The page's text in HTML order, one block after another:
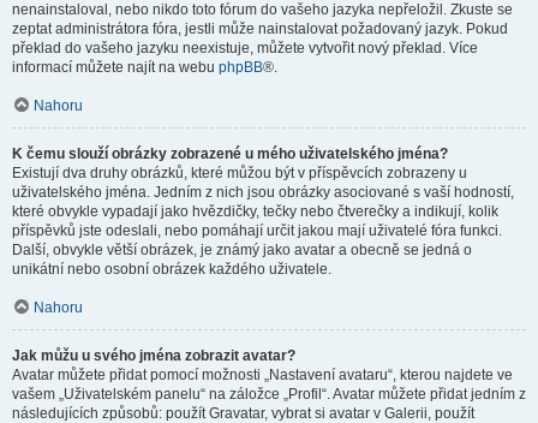
nenainstaloval, nebo nikdo toto fórum do vašeho jazyka nepřeložil. Zkuste se
zeptat administrátora fóra, jestli může nainstalovat požadovaný jazyk. Pokud
překlad do vašeho jazyku neexistuje, můžete vytvořit nový překlad. Více
informací můžete najít na webu phpBB®.
Nahoru
K čemu slouží obrázky zobrazené u mého uživatelského jména?
Existují dva druhy obrázků, které můžou být v příspěvcích zobrazeny u
uživatelského jména. Jedním z nich jsou obrázky asociované s vaší hodností,
které obvykle vypadají jako hvězdičky, tečky nebo čtverečky a indikují, kolik
příspěvků jste odeslali, nebo pomáhají určit jakou mají uživatelé fóra funkci.
Další, obvykle větší obrázek, je známý jako avatar a obecně se jedná o
unikátní nebo osobní obrázek každého uživatele.
Nahoru
Jak můžu u svého jména zobrazit avatar?
Avatar můžete přidat pomocí možnosti „Nastavení avataru“, kterou najdete ve
vašem „Uživatelském panelu“ na záložce „Profil“. Avatar můžete přidat jedním z
následujících způsobů: použít Gravatar, vybrat si avatar v Galerii, použít